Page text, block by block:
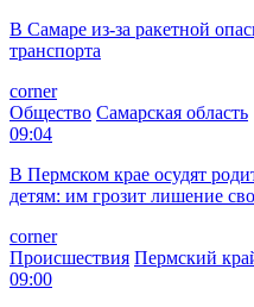
В Самаре из-за ракетной
транспорта
corner
Общество Самарская область
09:04
В Пермском крае осудят
детям: им грозит лишение
corner
Происшествия Пермский
09:00